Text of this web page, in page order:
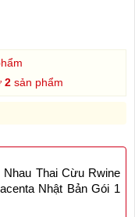
2 sản phẩm
Thai Cừu Rwine
Nhật Bản Gói 1